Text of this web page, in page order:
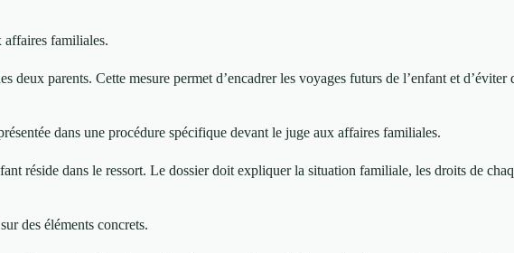
affaires familiales.
parents. Cette mesure permet d’encadrer les voyages futurs de l’enfant et d’éviter
dans une procédure spécifique devant le juge aux affaires familiales.
réside dans le ressort. Le dossier doit expliquer la situation familiale, les droits de
des éléments concrets.